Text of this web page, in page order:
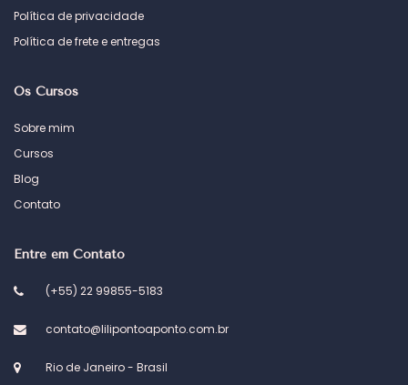
Política de privacidade
Política de frete e entregas
Os Cursos
Sobre mim
Cursos
Blog
Contato
Entre em Contato
(+55) 22 99855-5183
contato@lilipontoaponto.com.br
Rio de Janeiro - Brasil